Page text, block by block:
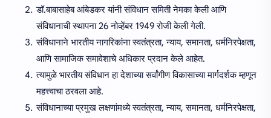
डॉ.बाबासाहेब आंबेडकर यांनी संविधान समिती नेमका केली आणि
संविधानाची स्थापना 26 नोव्हेंबर 1949 रोजी केली गेली.
संविधानाने भारतीय नागरिकांना स्वतंत्रता, न्याय, समानता, धर्मनिरपेक्षता,
आणि सामाजिक समावेशाचे अधिकार प्रदान केले आहेत.
त्यामुळे भारतीय संविधान हा देशाच्या सर्वांगीण विकासाच्या मार्गदर्शक म्हणून
महत्त्वाचा ठरवला आहे.
संविधानाच्या प्रमुख लक्षणांमध्ये स्वतंत्रता, न्याय, समानता, धर्मनिरपेक्षता,